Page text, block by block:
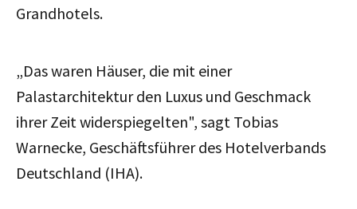
Grandhotels.
„Das waren Häuser, die mit einer
Palastarchitektur den Luxus und Geschmack
ihrer Zeit widerspiegelten", sagt Tobias
Warnecke, Geschäftsführer des Hotelverbands
Deutschland (IHA).